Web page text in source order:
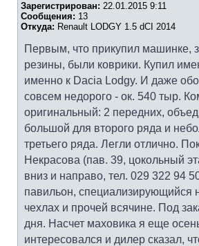
Зарегистрирован: 22.01.2015 9:11
Сообщения: 13
Откуда: Renault LODGY 1.5 dCI 2014
Первым, что прикупил машинке,
резины, были коврики. Купил
именно к Dacia Lodgy. И даже
совсем недорого - ок. 540 тыр.
оригинальный: 2 передних,
большой для второго ряда и
третьего ряда. Легли отлично.
Некрасова (пав. 39, цокольный
вниз и направо, тел. 029 322 94
павильон, специализирующийся
чехлах и прочей всячине. Под
дня. Насчет маховика я еще
интересовался и дилер сказал,